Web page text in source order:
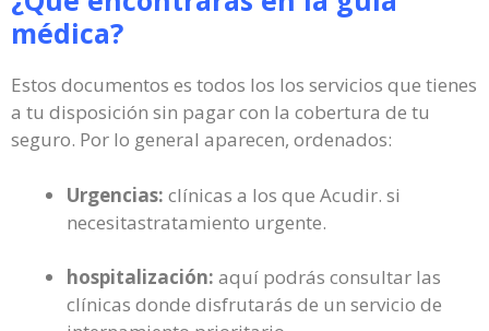
médica?
Estos documentos es todos los los servicios que tienes
a tu disposición sin pagar con la cobertura de tu
seguro. Por lo general aparecen, ordenados:
Urgencias: clínicas a los que Acudir. si
necesitastratamiento urgente.
hospitalización: aquí podrás consultar las
clínicas donde disfrutarás de un servicio de